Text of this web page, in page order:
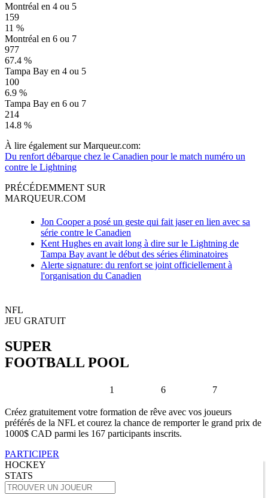
Montréal en 4 ou 5
159
11 %
Montréal en 6 ou 7
977
67.4 %
Tampa Bay en 4 ou 5
100
6.9 %
Tampa Bay en 6 ou 7
214
14.8 %
À lire également sur Marqueur.com:
Du renfort débarque chez le Canadien pour le match numéro un
contre le Lightning
PRÉCÉDEMMENT SUR
MARQUEUR.COM
Jon Cooper a posé un geste qui fait jaser en lien avec sa
série contre le Canadien
Kent Hughes en avait long à dire sur le Lightning de
Tampa Bay avant le début des séries éliminatoires
Alerte signature: du renfort se joint officiellement à
l'organisation du Canadien
NFL
JEU GRATUIT
SUPER
FOOTBALL POOL
1 6 7
Créez gratuitement votre formation de rêve avec vos joueurs
préférés de la NFL et courez la chance de remporter le grand prix de
1000$ CAD parmi les 167 participants inscrits.
PARTICIPER
HOCKEY
STATS